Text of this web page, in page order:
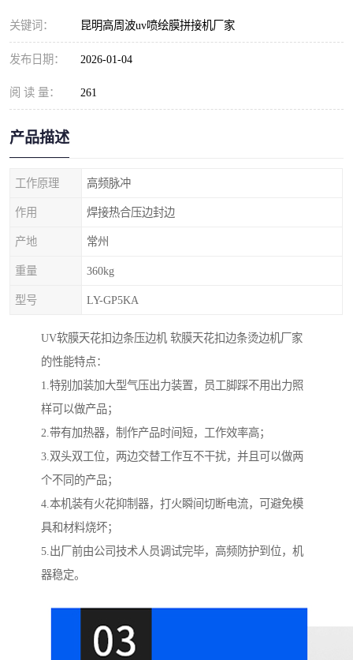
关键词： 昆明高周波uv喷绘膜拼接机厂家
发布日期： 2026-01-04
阅 读 量： 261
产品描述
工作原理 高频脉冲
作用 焊接热合压边封边
产地 常州
重量 360kg
型号 LY-GP5KA
UV软膜天花扣边条压边机 软膜天花扣边条烫边机厂家
的性能特点：
1.特别加装加大型气压出力装置，员工脚踩不用出力照
样可以做产品；
2.带有加热器，制作产品时间短，工作效率高；
3.双头双工位，两边交替工作互不干扰，并且可以做两
个不同的产品；
4.本机装有火花抑制器，打火瞬间切断电流，可避免模
具和材料烧坏；
5.出厂前由公司技术人员调试完毕，高频防护到位，机
器稳定。